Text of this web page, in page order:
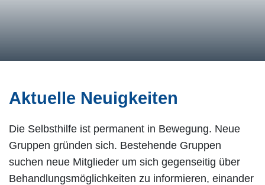
Aktuelle Neuigkeiten
Die Selbsthilfe ist permanent in Bewegung. Neue
Gruppen gründen sich. Bestehende Gruppen
suchen neue Mitglieder um sich gegenseitig über
Behandlungsmöglichkeiten zu informieren, einander